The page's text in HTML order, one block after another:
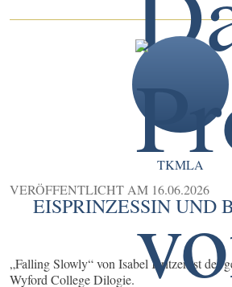
TKMLA
VERÖFFENTLICHT AM 16.06.2026
EISPRINZESSIN UND
„Falling Slowly“ von Isabel Kritzer ist der
Wyford College Dilogie.